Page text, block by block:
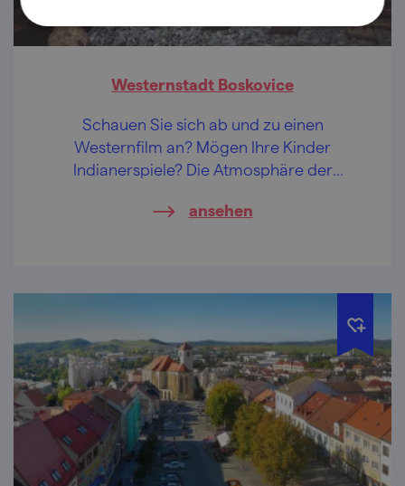
Westernstadt Boskovice
Schauen Sie sich ab und zu einen
Westernfilm an? Mögen Ihre Kinder
Indianerspiele? Die Atmosphäre der
anstecken, die keine Fans des Wilden
ansehen